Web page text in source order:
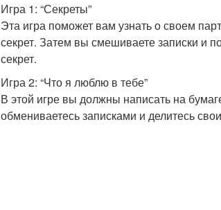
Игра 1: “Секреты”
Эта игра поможет вам узнать о своем
секрет. Затем вы смешиваете записки и
секрет.
Игра 2: “Что я люблю в тебе”
В этой игре вы должны написать на
обмениваетесь записками и делитесь